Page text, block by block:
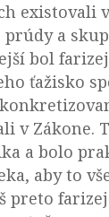
existovali
a
bol
ťažisko
v Zákone.
a bolo
aby to
preto